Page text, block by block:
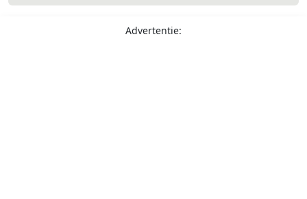
Advertentie: